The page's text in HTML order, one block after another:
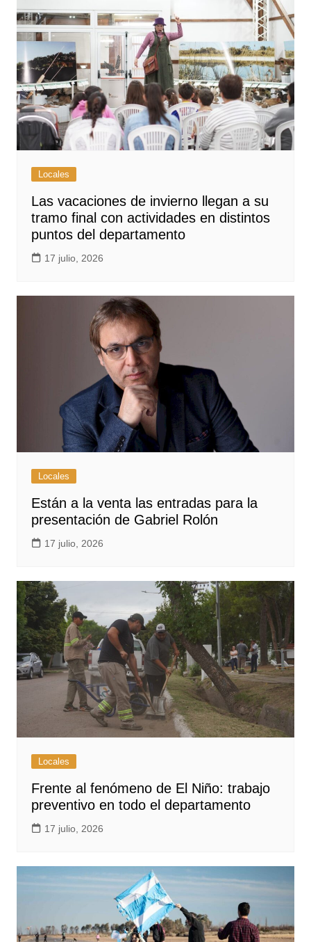
Locales
Las vacaciones de invierno llegan a su
tramo final con actividades en distintos
puntos del departamento
17 julio, 2026
Locales
Están a la venta las entradas para la
presentación de Gabriel Rolón
17 julio, 2026
Locales
Frente al fenómeno de El Niño: trabajo
preventivo en todo el departamento
17 julio, 2026